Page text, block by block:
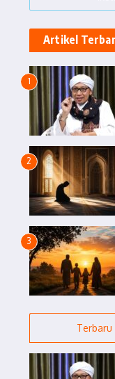
Artikel
1
2
3
Terbaru